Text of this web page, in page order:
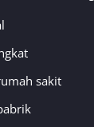
sakit